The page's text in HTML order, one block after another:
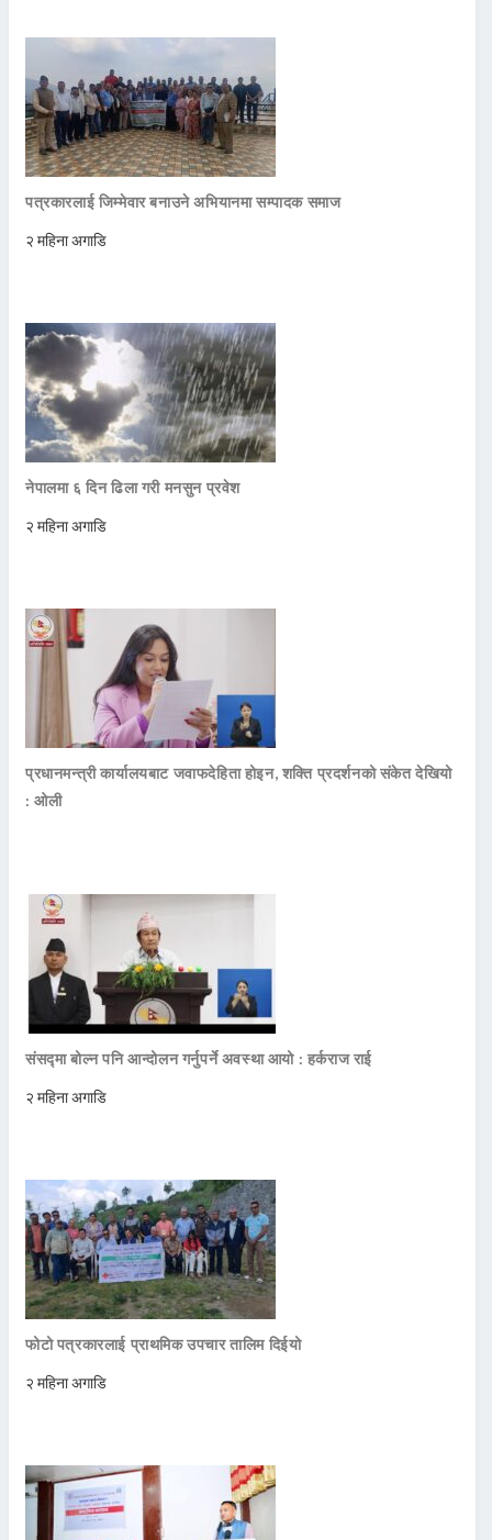
पत्रकारलाई जिम्मेवार बनाउने अभियानमा सम्पादक समाज
२ महिना अगाडि
नेपालमा ६ दिन ढिला गरी मनसुन प्रवेश
२ महिना अगाडि
प्रधानमन्त्री कार्यालयबाट जवाफदेहिता होइन, शक्ति प्रदर्शनको संकेत देखियो
: ओली
संसद्मा बोल्न पनि आन्दोलन गर्नुपर्ने अवस्था आयो : हर्कराज राई
२ महिना अगाडि
फोटो पत्रकारलाई प्राथमिक उपचार तालिम दिईयो
२ महिना अगाडि